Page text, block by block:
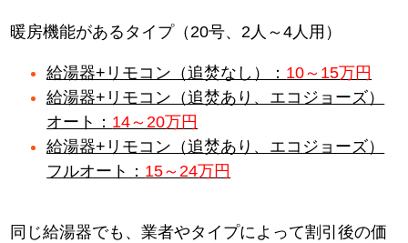
暖房機能があるタイプ（20号、2人～4人用）
給湯器+リモコン（追焚なし）： 10～15万円
給湯器+リモコン（追焚あり、エコジョーズ）
オート： 14～20万円
給湯器+リモコン（追焚あり、エコジョーズ）
フルオート： 15～24万円
同じ給湯器でも、業者やタイプによって割引後の価